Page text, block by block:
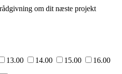
om dit næste projekt
13.00 14.00 15.00
16.00